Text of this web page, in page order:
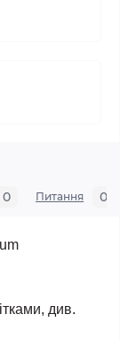
0 Питання 0
див.